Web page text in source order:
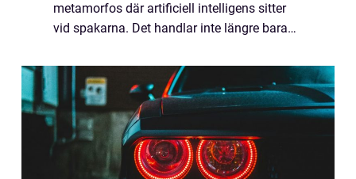
metamorfos där artificiell intelligens sitter
vid spakarna. Det handlar inte längre bara
osynlig intell...